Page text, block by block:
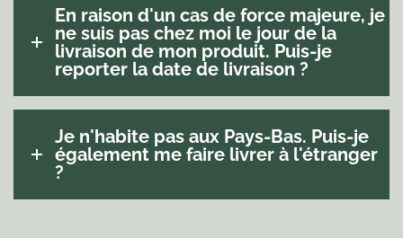
En raison d'un cas de force majeure, je
ne suis pas chez moi le jour de la
livraison de mon produit. Puis-je
reporter la date de livraison ?
Je n'habite pas aux Pays-Bas. Puis-je
également me faire livrer à l'étranger
?